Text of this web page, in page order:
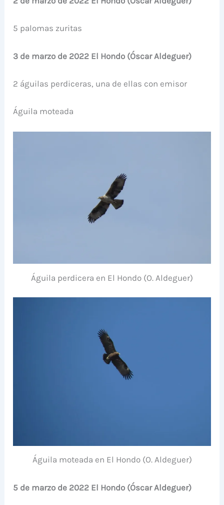
5 palomas zuritas
3 de marzo de 2022 El Hondo (Óscar Aldeguer)
2 águilas perdiceras, una de ellas con emisor
Águila moteada
Águila perdicera en El Hondo (O. Aldeguer)
Águila moteada en El Hondo (O. Aldeguer)
5 de marzo de 2022 El Hondo (Óscar Aldeguer)